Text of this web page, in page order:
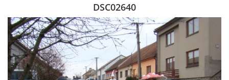
VÝJEZDY
INFORMACE JEDNOTKY »
DSC02640